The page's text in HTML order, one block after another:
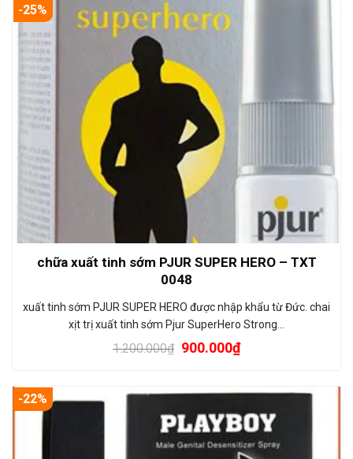
-25%
chữa xuất tinh sớm PJUR SUPER HERO – TXT
0048
xuất tinh sớm PJUR SUPER HERO được nhập khẩu từ Đức. chai
xịt trị xuất tinh sớm Pjur SuperHero Strong…
1.200.000₫ 900.000₫
-22%